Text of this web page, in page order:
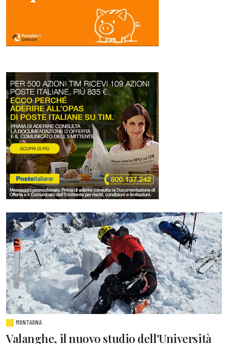
MONTAGNA
Valanghe, il nuovo studio dell'Università